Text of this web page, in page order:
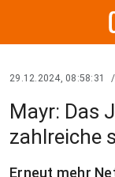
29.12.2024, 08:58:31 /
Mayr: Das
zahlreiche
Erneut mehr